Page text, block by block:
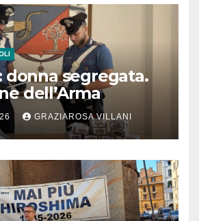
donna segregata.
dell’Arma
GRAZIAROSA VILLANI